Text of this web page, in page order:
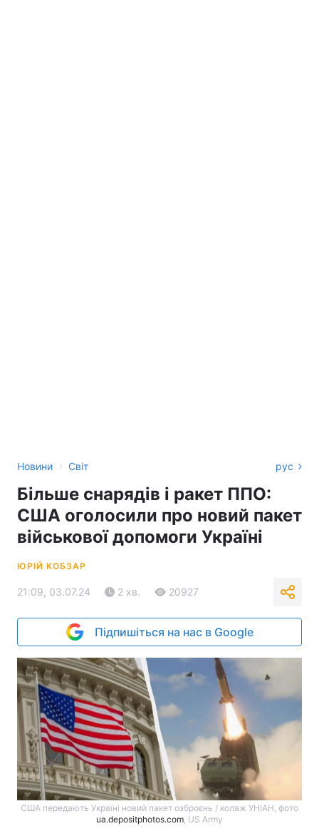
Новини › Світ рус
Більше снарядів і ракет ППО:
США оголосили про новий пакет
військової допомоги Україні
ЮРІЙ КОБЗАР
21:09, 03.07.24 2 хв. 20927
Підпишіться на нас в Google
США передають Україні новий пакет озброєнь / колаж УНІАН, фото
ua.depositphotos.com, US Army